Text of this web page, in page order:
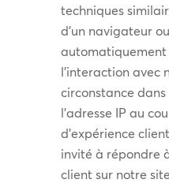
techniques
d’un navigateur
automatiquement
l’interaction avec
circonstance
l’adresse IP au
d’expérience
invité à répondre
client sur notre